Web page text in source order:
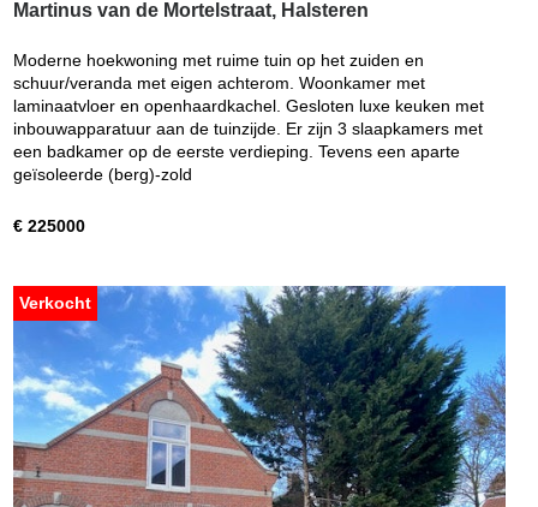
Martinus van de Mortelstraat, Halsteren
Moderne hoekwoning met ruime tuin op het zuiden en
schuur/veranda met eigen achterom. Woonkamer met
laminaatvloer en openhaardkachel. Gesloten luxe keuken met
inbouwapparatuur aan de tuinzijde. Er zijn 3 slaapkamers met
een badkamer op de eerste verdieping. Tevens een aparte
geïsoleerde (berg)-zold
€ 225000
Verkocht